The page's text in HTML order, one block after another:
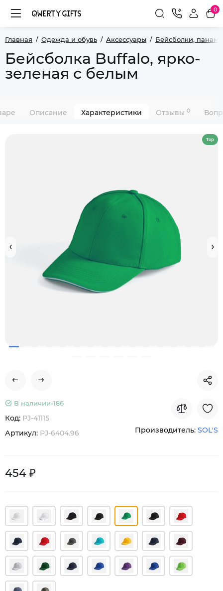
0
Главная Одежда и обувь Аксессуары Бейсболки,
Бейсболка Buffalo, ярко-
зеленая с белым
Описание Характеристики Отзывы 0
Top
В наличии-186
Код: PJ-41115
Артикул: PJ-6404.96 Производитель: SOL'S
454 ₽